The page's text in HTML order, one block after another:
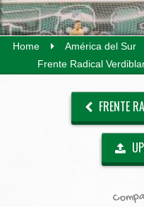
Home América del Sur
Frente Radical
FRENTE